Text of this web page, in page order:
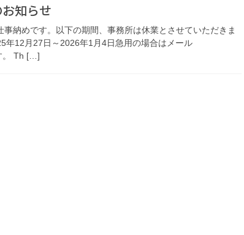
知らせ
納めです。以下の期間、事務所は休業とさせていただきま
年12月27日～2026年1月4日急用の場合はメール
。 Th […]